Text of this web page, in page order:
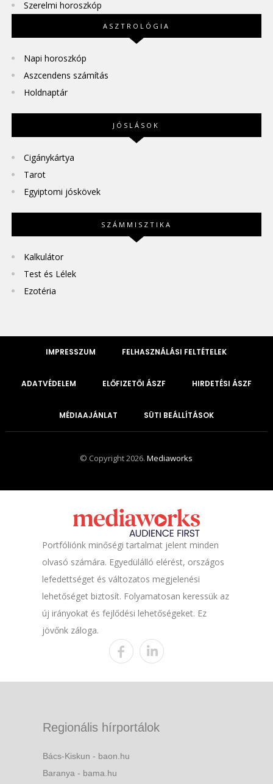
Szerelmi horoszkóp
ASZTROLÓGIA
Napi horoszkóp
Aszcendens számítás
Holdnaptár
JÓSLÁSOK
Cigánykártya
Tarot
Egyiptomi jóskövek
SZÁMMISZTIKA
Kalkulátor
Test és Lélek
Ezotéria
IMPRESSZUM FELHASZNÁLÁSI FELTÉTELEK
ADATVÉDELEM ELŐFIZETŐI ÁSZF HIRDETÉSI ÁSZF
MÉDIAAJÁNLAT SÜTI BEÁLLÍTÁSOK
© Copyright 2026.Mediaworks
Portfóliónk minőségi tartalmat jelent minden
olvasó számára. Egyedülálló elérést, országos
lefedettséget és változatos megjelenési
lehetőséget biztosít. Folyamatosan keressük az
új irányokat és fejlődési lehetőségeket. Ez
jövőnk záloga.
Regionális hírportálok
Bács-Kiskun - baon.hu
Baranya - bama.hu